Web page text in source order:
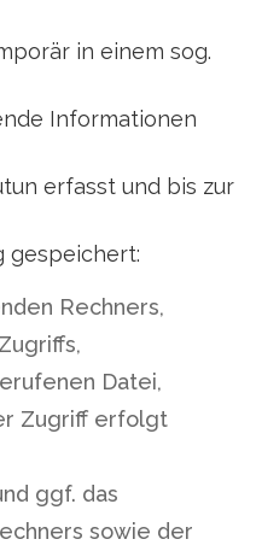
in einem sog.
Informationen
erfasst und bis zur
gespeichert:
Rechners,
Datei,
Zugriff erfolgt
ggf. das
sowie der